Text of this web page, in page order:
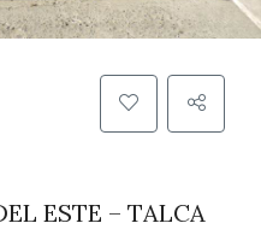
ESTE – TALCA